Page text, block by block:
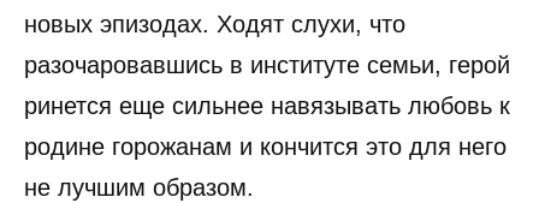
новых эпизодах. Ходят слухи, что
разочаровавшись в институте семьи, герой
ринется еще сильнее навязывать любовь к
родине горожанам и кончится это для него
не лучшим образом.